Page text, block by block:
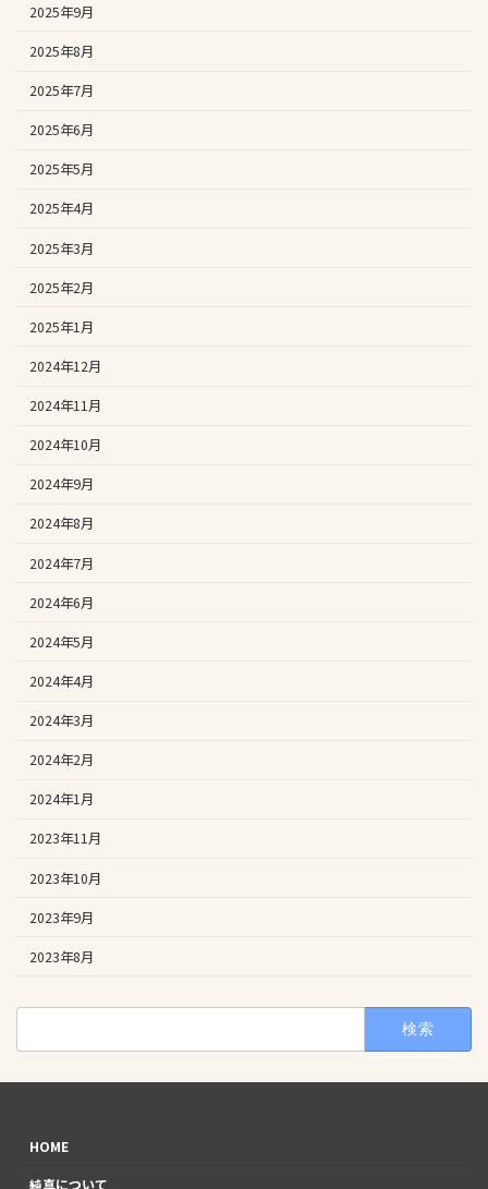
2025年9月
2025年8月
2025年7月
2025年6月
2025年5月
2025年4月
2025年3月
2025年2月
2025年1月
2024年12月
2024年11月
2024年10月
2024年9月
2024年8月
2024年7月
2024年6月
2024年5月
2024年4月
2024年3月
2024年2月
2024年1月
2023年11月
2023年10月
2023年9月
2023年8月
HOME
純真について